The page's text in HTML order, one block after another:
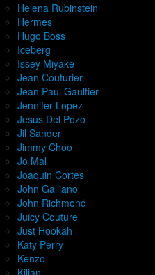
Helena Rubinstein
Hermes
Hugo Boss
Iceberg
Issey Miyake
Jean Couturier
Jean Paul Gaultier
Jennifer Lopez
Jesus Del Pozo
Jil Sander
Jimmy Choo
Jo Mal
Joaquin Cortes
John Galliano
John Richmond
Juicy Couture
Just Hookah
Katy Perry
Kenzo
Kilian